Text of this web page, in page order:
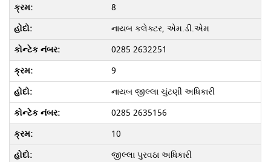
8
નાયબ કલેક્ટર, એમ.ડી.એમ
0285 2632251
9
નાયબ જીલ્લા ચુંટણી અધિકારી
0285 2635156
10
જીલ્લા પુરવઠા અધિકારી